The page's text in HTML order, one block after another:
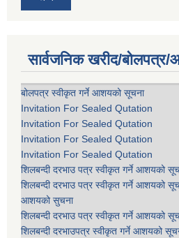
सार्वजनिक खरीद/
बोलपत्र स्वीकृत गर्ने आशयको सूचना
Invitation For Sealed Qutation
Invitation For Sealed Qutation
Invitation For Sealed Qutation
Invitation For Sealed Qutation
शिलबन्दी दरभाउ पत्र स्वीकृत गर्ने आशयको
शिलबन्दी दरभाउ पत्र स्वीकृत गर्ने आशयको
आशयको सुचना
शिलबन्दी दरभाउ पत्र स्वीकृत गर्ने आशयको
शिलबन्दी दरभाउपत्र स्वीकृत गर्ने आशयको